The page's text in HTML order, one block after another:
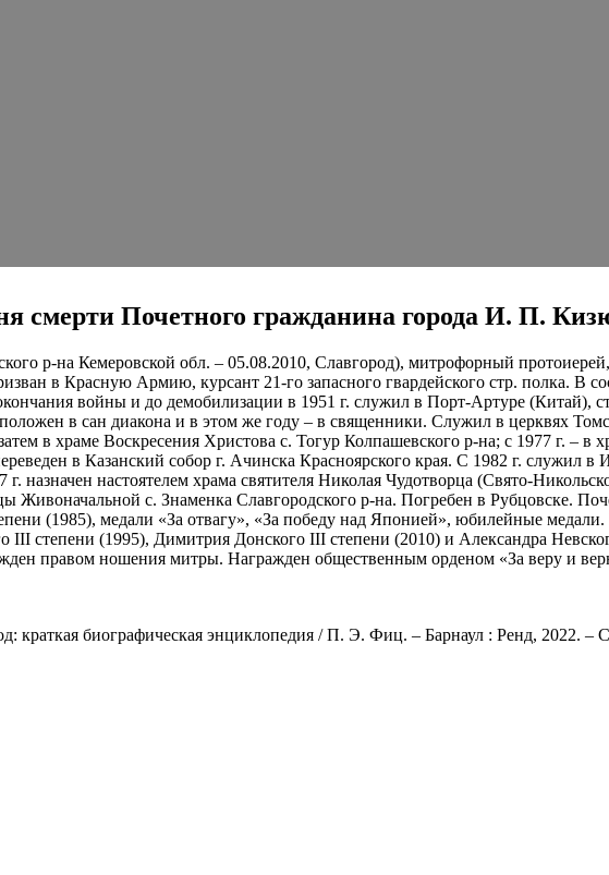
смерти Почетного гражданина города И. П.
р-на Кемеровской обл. – 05.08.2010, Славгород), митрофорный
в Красную Армию, курсант 21-го запасного гвардейского стр. полка. В
войны и до демобилизации в 1951 г. служил в Порт-Артуре (Китай),
в сан диакона и в этом же году – в священники. Служил в церквях
в храме Воскресения Христова с. Тогур Колпашевского р-на; с 1977 г. –
в Казанский собор г. Ачинска Красноярского края. С 1982 г. служил
назначен настоятелем храма святителя Николая Чудотворца (Свято-
с. Знаменка Славгородского р-на. Погребен в Рубцовске.
(1985), медали «За отвагу», «За победу над Японией», юбилейные
III степени (1995), Димитрия Донского III степени (2010) и Александра
правом ношения митры. Награжден общественным орденом «За веру и
биографическая энциклопедия / П. Э. Фиц. – Барнаул : Ренд, 2022. –